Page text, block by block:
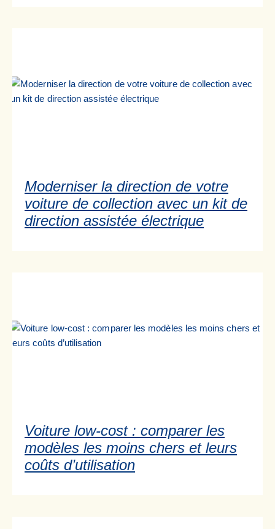
Moderniser la direction de votre
voiture de collection avec un kit de
direction assistée électrique
Voiture low-cost : comparer les
modèles les moins chers et leurs
coûts d’utilisation